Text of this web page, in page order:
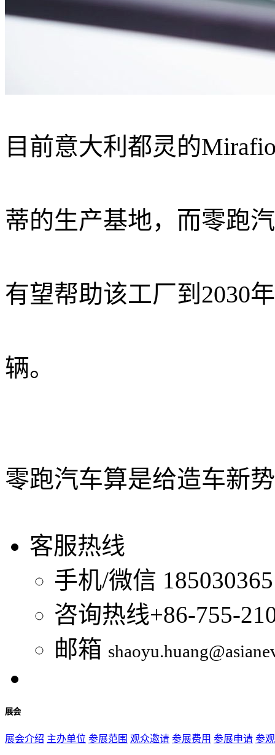
目前意大利都灵的
蒂的生产基地，而零跑
有望帮助该工厂到2030
辆。
零跑汽车算是给造车新
客服热线
手机/微信
咨询热线+86-755-
邮箱
展会
展会介绍 主办单位 参展范围 观众邀请 参展费用 参展申请 参